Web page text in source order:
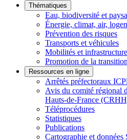
Thématiques
Eau, biodiversité et
Énergie, climat, air,
Prévention des risques
Transports et véhicules
Mobilités et
Promotion de la
Ressources en ligne
Arrêtés préfectoraux
Avis du comité régional
Hauts-de-France
Téléprocédures
Statistiques
Publications
Cartographie et données